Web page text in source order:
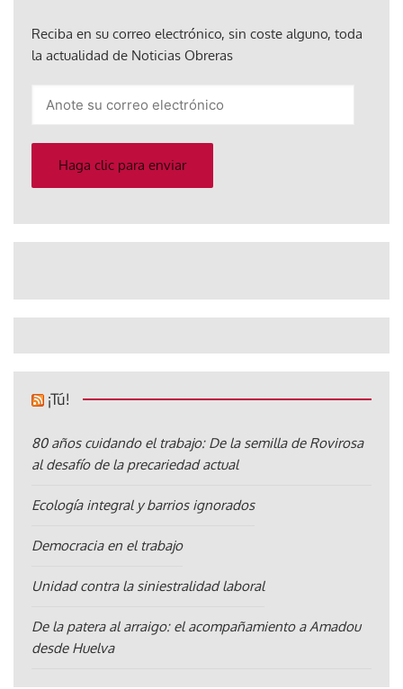
Reciba en su correo electrónico, sin coste alguno, toda
la actualidad de Noticias Obreras
electrónico
Haga clic para enviar
¡Tú!
80 años cuidando el trabajo: De la semilla de Rovirosa
al desafío de la precariedad actual
Ecología integral y barrios ignorados
Democracia en el trabajo
Unidad contra la siniestralidad laboral
De la patera al arraigo: el acompañamiento a Amadou
desde Huelva